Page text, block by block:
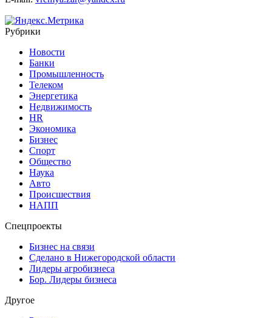
Рубрики
Новости
Банки
Промышленность
Телеком
Энергетика
Недвижимость
HR
Экономика
Бизнес
Спорт
Общество
Наука
Авто
Происшествия
НАПП
Спецпроекты
Бизнес на связи
Сделано в Нижегородской области
Лидеры агробизнеса
Бор. Лидеры бизнеса
Другое